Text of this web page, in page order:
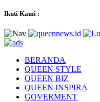
Ikuti Kami :
BERANDA
QUEEN STYLE
QUEEN BIZ
QUEEN INSPIRA
GOVERMENT